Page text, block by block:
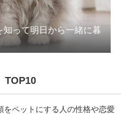
って明日から一緒に暮
TOP10
をペットにする人の性格や恋愛